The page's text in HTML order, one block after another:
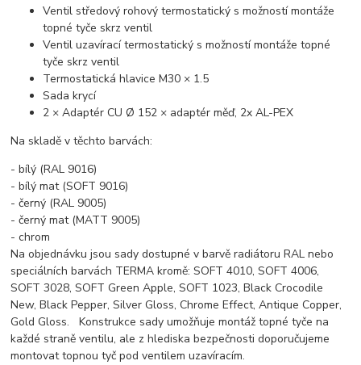
Ventil středový rohový termostatický s možností montáže
topné tyče skrz ventil
Ventil uzavírací termostatický s možností montáže topné
tyče skrz ventil
Termostatická hlavice M30 × 1.5
Sada krycí
2 × Adaptér CU Ø 152 × adaptér měď, 2x AL-PEX
Na skladě v těchto barvách:
- bílý (RAL 9016)
- bílý mat (SOFT 9016)
- černý (RAL 9005)
- černý mat (MATT 9005)
- chrom
Na objednávku jsou sady dostupné v barvě radiátoru RAL nebo
speciálních barvách TERMA kromě: SOFT 4010, SOFT 4006,
SOFT 3028, SOFT Green Apple, SOFT 1023, Black Crocodile
New, Black Pepper, Silver Gloss, Chrome Effect, Antique Copper,
Gold Gloss. Konstrukce sady umožňuje montáž topné tyče na
každé straně ventilu, ale z hlediska bezpečnosti doporučujeme
montovat topnou tyč pod ventilem uzavíracím.